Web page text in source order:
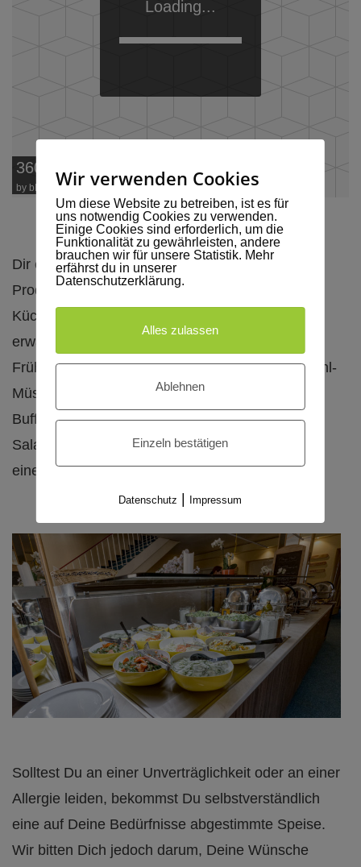
360° Panorama
by bPlugins
Loading...
Dir eine frisch zubereitete Kost mit regionalen
Produkten anzubieten, ist die Maxime unserer
Küche. Während Deines Aufenthaltes bei uns
erwartet Dich jeden Tag ein reichhaltiges
Frühstücksbuffet mit dem beliebten “Sonnenstrahl-
Müsli”. Mittags und abends stellen wir jeweils ein
Buffet mit Suppe, abwechslungsreichen
Salatvariationen, wechselnd warme Speisen und
einem leckeren Nachtisch für Dich bereit.
Solltest Du an einer Unverträglichkeit oder an einer
Allergie leiden, bekommst Du selbstverständlich
eine auf Deine Bedürfnisse abgestimmte Speise.
Wir bitten Dich jedoch darum, Deine Wünsche
Wir verwenden Cookies
Um diese Website zu betreiben, ist es für
uns notwendig Cookies zu verwenden.
Einige Cookies sind erforderlich, um die
Funktionalität zu gewährleisten, andere
brauchen wir für unsere Statistik. Mehr
erfährst du in unserer
Datenschutzerklärung.
Alles zulassen
Ablehnen
Einzeln bestätigen
Datenschutz | Impressum